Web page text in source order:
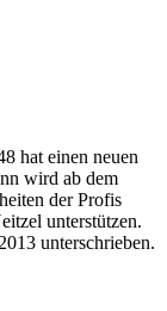
hat einen neuen
wird ab dem
der Profis
unterstützen.
unterschrieben.